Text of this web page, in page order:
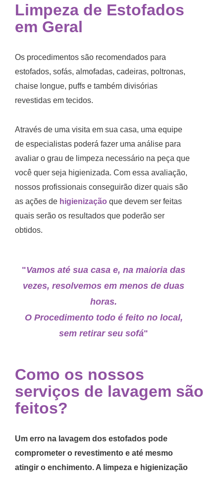
Limpeza de Estofados
em Geral
Os procedimentos são recomendados para
estofados, sofás, almofadas, cadeiras, poltronas,
chaise longue, puffs e também divisórias
revestidas em tecidos.
Através de uma visita em sua casa, uma equipe
de especialistas poderá fazer uma análise para
avaliar o grau de limpeza necessário na peça que
você quer seja higienizada. Com essa avaliação,
nossos profissionais conseguirão dizer quais são
as ações de higienização que devem ser feitas
quais serão os resultados que poderão ser
obtidos.
"Vamos até sua casa e, na maioria das
vezes, resolvemos em menos de duas
horas.
O Procedimento todo é feito no local,
sem retirar seu sofá"
Como os nossos
serviços de lavagem são
feitos?
Um erro na lavagem dos estofados pode
comprometer o revestimento e até mesmo
atingir o enchimento. A limpeza e higienização